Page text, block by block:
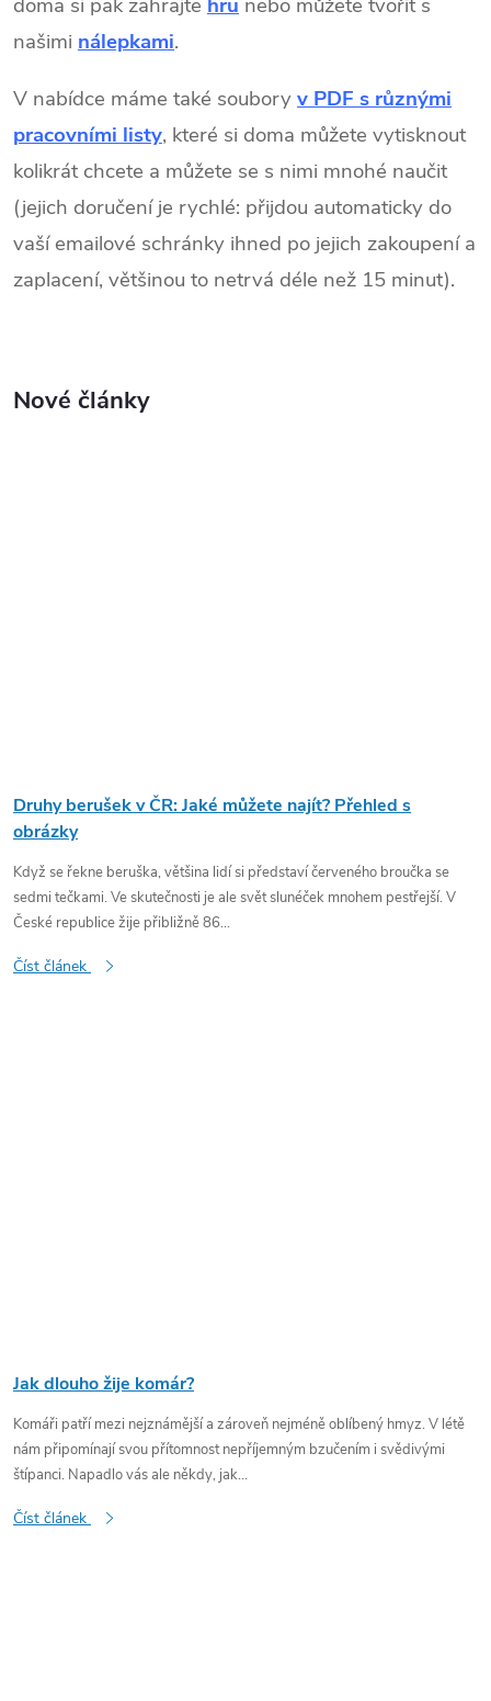
našimi nálepkami.
V nabídce máme také souboryv PDF s různými
pracovními listy, které si doma můžete vytisknout
kolikrát chcete a můžete se s nimi mnohé naučit
(jejich doručení je rychlé: přijdou automaticky do
vaší emailové schránky ihned po jejich zakoupení a
zaplacení, většinou to netrvá déle než 15 minut).
Nové články
Druhy berušek v ČR: Jaké můžete najít? Přehled s
obrázky
Když se řekne beruška, většina lidí si představí červeného broučka se
sedmi tečkami. Ve skutečnosti je ale svět slunéček mnohem pestřejší. V
České republice žije přibližně 86...
Číst článek
Jak dlouho žije komár?
Komáři patří mezi nejznámější a zároveň nejméně oblíbený hmyz. V létě
nám připomínají svou přítomnost nepříjemným bzučením i svědivými
štípanci. Napadlo vás ale někdy, jak...
Číst článek